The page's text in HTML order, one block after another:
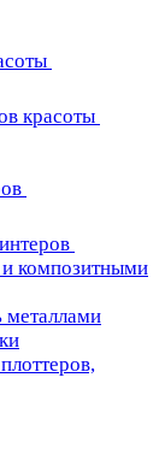
красоты
композитными
металлами